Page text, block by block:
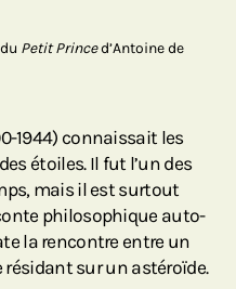
Petit Princed’Antoine de
1944) connaissait les
étoiles. Il fut l’un des
mais il est surtout
philosophique auto-
la rencontre entre un
sur un astéroïde.